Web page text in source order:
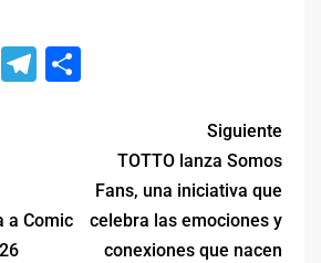
EmailTelegram
a Comic
Siguiente
TOTTO lanza Somos
Fans, una iniciativa que
celebra las emociones y
conexiones que nacen